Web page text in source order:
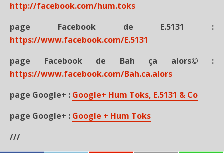
http://facebook.com/hum.toks
page Facebook de E.5131 :
https://www.facebook.com/E.5131
page Facebook de Bah ça alors© :
https://www.facebook.com/Bah.ca.alors
page Google+ : Google+ Hum Toks, E.5131 & Co
page Google+ : Google + Hum Toks
///